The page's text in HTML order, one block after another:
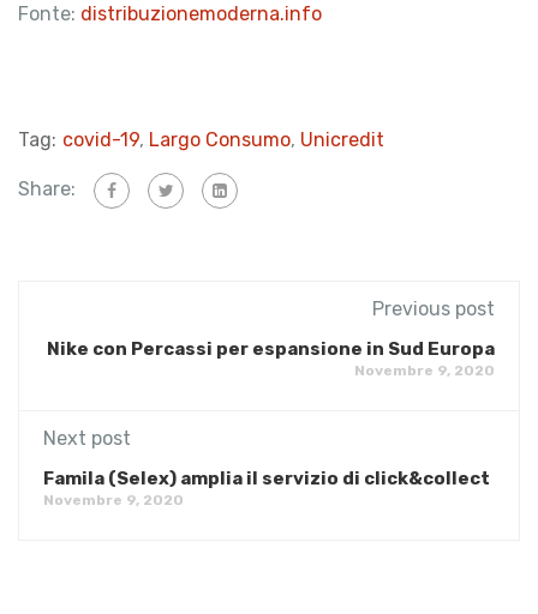
Fonte: distribuzionemoderna.info
Tag: covid-19, Largo Consumo, Unicredit
Share:
Previous post
Nike con Percassi per espansione in Sud Europa
Novembre 9, 2020
Next post
Famila (Selex) amplia il servizio di click&collect
Novembre 9, 2020